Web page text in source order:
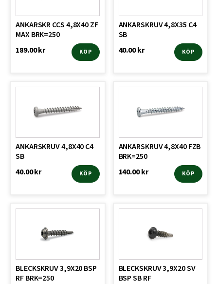
ANKARSKR CCS 4,8X40 ZF
MAX BRK=250
189.00kr KÖP
ANKARSKRUV 4,8X35 C4
SB
40.00kr KÖP
ANKARSKRUV 4,8X40 C4
SB
40.00kr KÖP
ANKARSKRUV 4,8X40 FZB
BRK=250
140.00kr KÖP
BLECKSKRUV 3,9X20 BSP
RF BRK=250
BLECKSKRUV 3,9X20 SV
BSP SB RF